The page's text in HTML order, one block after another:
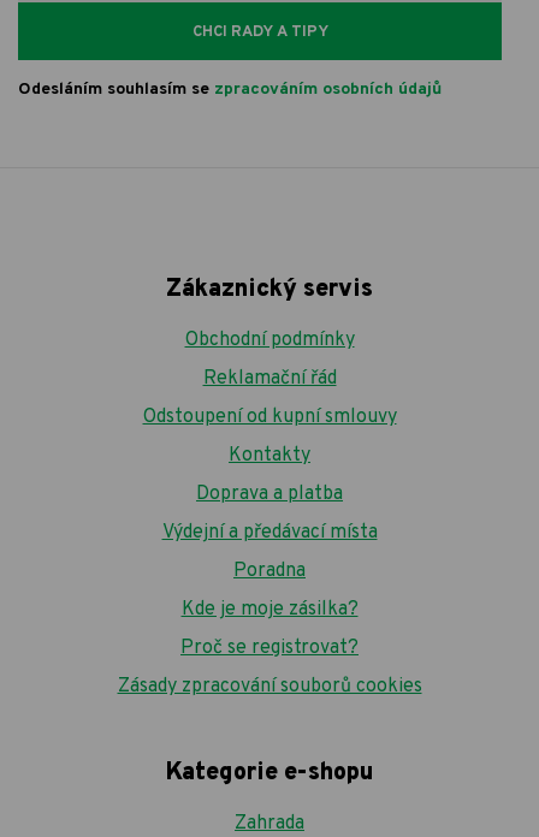
CHCI RADY A TIPY
Odesláním souhlasím se zpracováním osobních údajů
Zákaznický servis
Obchodní podmínky
Reklamační řád
Odstoupení od kupní smlouvy
Kontakty
Doprava a platba
Výdejní a předávací místa
Poradna
Kde je moje zásilka?
Proč se registrovat?
Zásady zpracování souborů cookies
Kategorie e-shopu
Zahrada